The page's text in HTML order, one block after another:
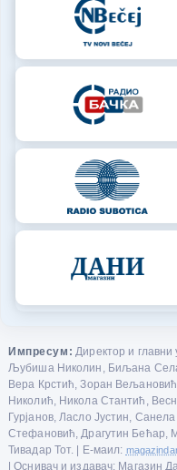
Импресум: Директор и
Љубиша Николин, Биљана
Вера Крстић, Зоран
Николић, Никола Стантић,
Гурјанов, Ласло Јустин,
Стефановић, Драгутин Бећар,
Тивадар Тот. | Е-маил:
| Оснивач и издавач: Магазин